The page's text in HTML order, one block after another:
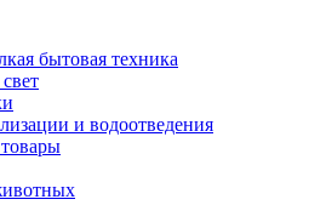
бытовая техника
и водоотведения